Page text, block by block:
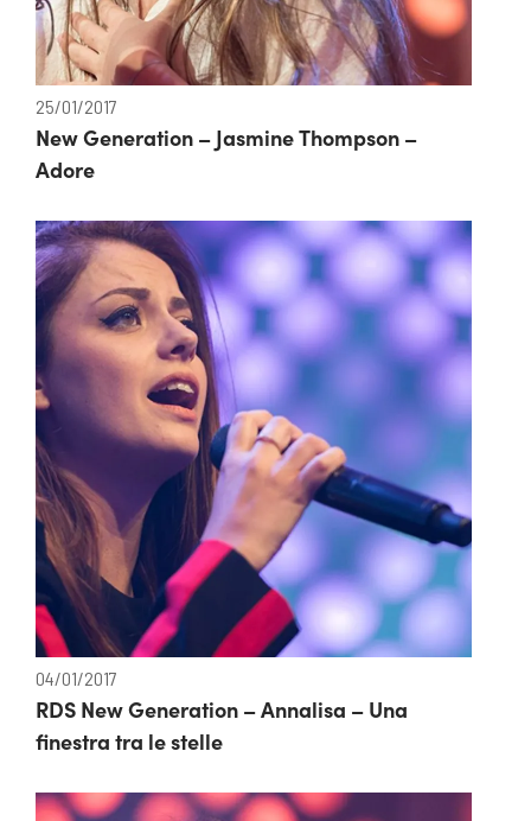
25/01/2017
New Generation – Jasmine Thompson –
Adore
04/01/2017
RDS New Generation – Annalisa – Una
finestra tra le stelle